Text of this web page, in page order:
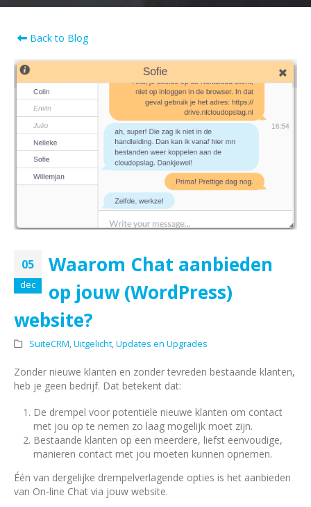
Back to Blog
05
dec
Waarom Chat aanbieden
op jouw (WordPress)
website?
SuiteCRM,Uitgelicht,Updates en Upgrades
Zonder nieuwe klanten en zonder tevreden bestaande klanten,
heb je geen bedrijf. Dat betekent dat:
De drempel voor potentiële nieuwe klanten om contact
met jou op te nemen zo laag mogelijk moet zijn.
Bestaande klanten op een meerdere, liefst eenvoudige,
manieren contact met jou moeten kunnen opnemen.
Één van dergelijke drempelverlagende opties is het aanbieden
van On-line Chat via jouw website.